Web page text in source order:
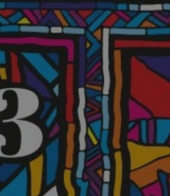
Niezbędne Wydajność Targetowanie
Niezbędne pliki cookie umożliwiają korzystanie z
zarządzanie kontem. Bez niezbędnych plików cookie nie można
Nazwa Provider /Domena
SessID m-ce.pl
QeSessID
m-ce.pl 1
MvSessID
m-ce.pl
euds
.rfihub.com
li_gc
LinkedIn
Corporation
.linkedin.com
5
suid
Simplifi Holdings
Inc.
.simpli.fi
1